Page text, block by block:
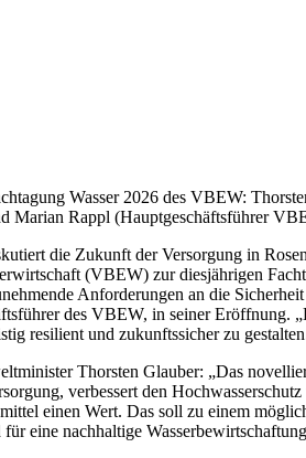
Wasser 2026 des VBEW:
Marian Rappl (Hauptgeschäftsführer
die Zukunft der Versorgung in
(VBEW) zur diesjährigen
Anforderungen an die
des VBEW, in seiner Eröffnung.
resilient und zukunftssicher zu
Thorsten Glauber: „Das
verbessert den
einen Wert. Das soll zu einem
eine nachhaltige